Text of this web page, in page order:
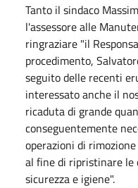
Tanto il sindaco
l'assessore alle
ringraziare "il
procedimento,
seguito delle recenti
interessato anche il
ricaduta di grande
conseguentemente
operazioni di
al fine di ripristinare le
sicurezza e igiene".